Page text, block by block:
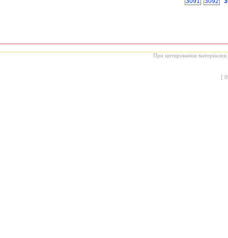
При цитировании материалов
[